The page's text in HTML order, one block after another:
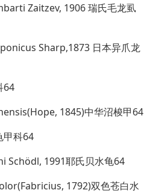
Zaitzev, 1906 瑞氏毛龙虱
Sharp,1873 日本异爪龙
64
1845)中华沼梭甲64
科64
Schödl, 1991耶氏贝水龟64
1792)双色苍白水